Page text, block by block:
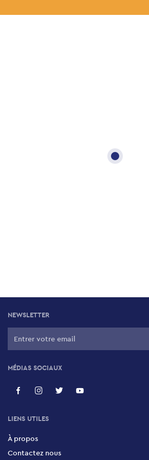
NEWSLETTER
MÉDIAS SOCIAUX
LIENS UTILES
À propos
Contactez nous